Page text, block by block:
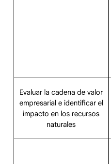
Evaluar la cadena de valor
empresarial e identificar el
impacto en los recursos
naturales